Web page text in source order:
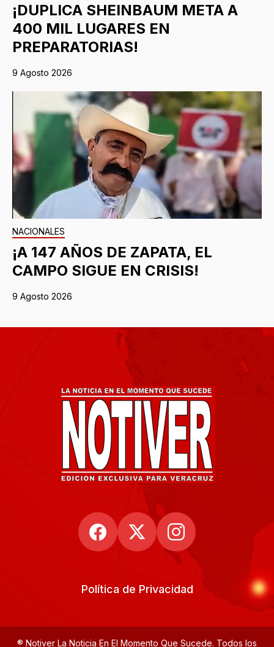
¡DUPLICA SHEINBAUM META A
400 MIL LUGARES EN
PREPARATORIAS!
9 Agosto 2026
NACIONALES
¡A 147 AÑOS DE ZAPATA, EL
CAMPO SIGUE EN CRISIS!
9 Agosto 2026
Política de Privacidad
® Notiver La Noticia En El Momento Que Sucede. Todos los